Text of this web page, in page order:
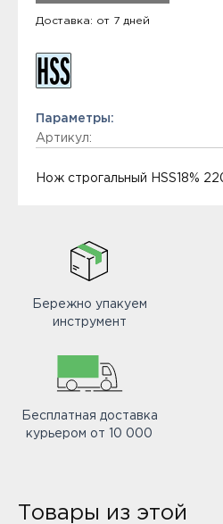
Доставка: от 7 дней
Параметры:
Артикул:
Нож строгальный HSS18%
Бережно упакуем
инструмент
Бесплатная доставка
курьером от 10 000
Товары из этой